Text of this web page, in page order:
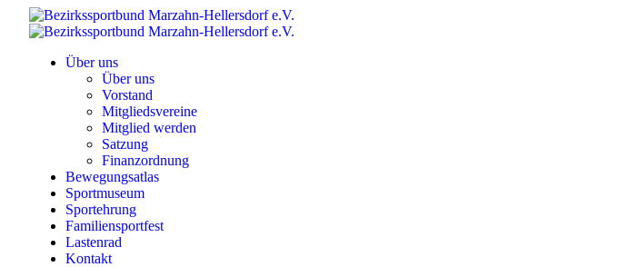
Skip
Über uns
Über uns
Vorstand
Mitgliedsvereine
Mitglied werden
Satzung
Finanzordnung
Bewegungsatlas
Sportmuseum
Sportehrung
Familiensportfest
Lastenrad
Kontakt